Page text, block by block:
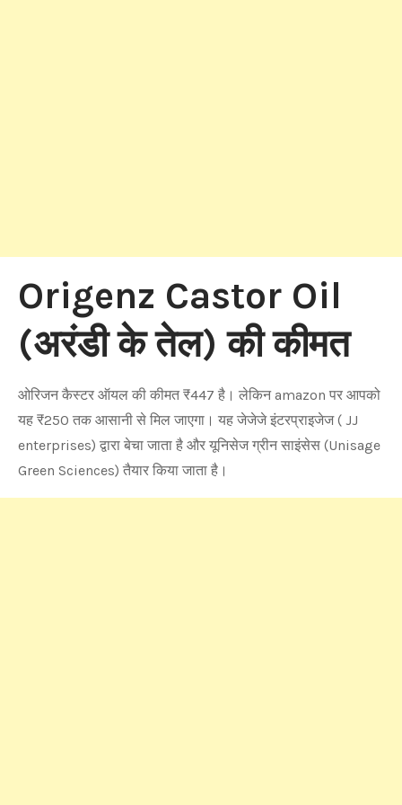
Origenz Castor Oil
(अरंडी के तेल) की कीमत
ओरिजन कैस्टर ऑयल की कीमत ₹447 है। लेकिन amazon पर आपको
यह ₹250 तक आसानी से मिल जाएगा। यह जेजेजे इंटरप्राइजेज ( JJ
enterprises) द्वारा बेचा जाता है और यूनिसेज ग्रीन साइंसेस (Unisage
Green Sciences) तैयार किया जाता है।